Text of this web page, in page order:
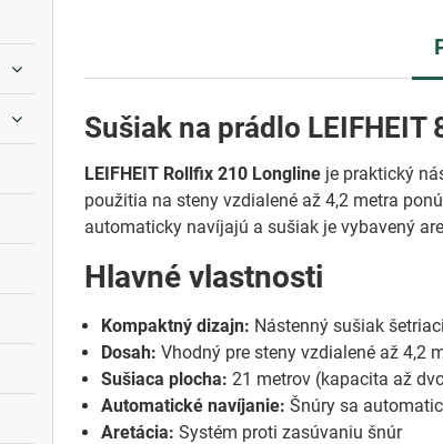
Sušiak na prádlo
LEIFHEIT Rollfix 210 Longline je praktický
použitia na steny vzdialené až 4,2 metra
automaticky navíjajú a sušiak je vybavený
Hlavné vlastnosti
Kompaktný dizajn: Nástenný sušiak
Dosah: Vhodný pre steny vzdialené až 4,2
Sušiaca plocha: 21 metrov (kapacita až
Automatické navíjanie: Šnúry sa
Aretácia: Systém proti zasúvaniu šnúr